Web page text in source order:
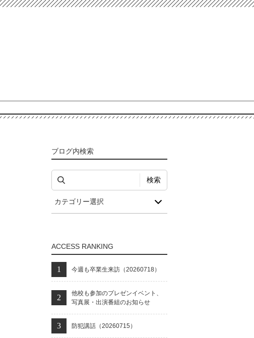
ブログ内検索
検索
カテゴリー選択
ACCESS RANKING
今週も卒業生来訪（20260718）
他校も参加のプレゼンイベント、
写真展・出演番組のお知らせ
防犯講話（20260715）